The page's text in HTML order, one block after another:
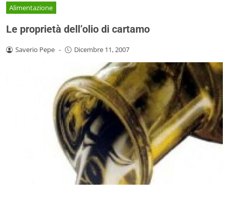
Alimentazione
Le proprietà dell’olio di cartamo
Saverio Pepe - Dicembre 11, 2007